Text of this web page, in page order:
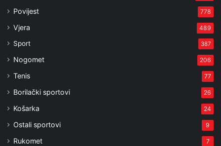
Povijest 778
Vjera 489
Sport 387
Nogomet 206
Tenis 77
Borilački sportovi 26
Košarka 24
Ostali sportovi 9
Rukomet 7